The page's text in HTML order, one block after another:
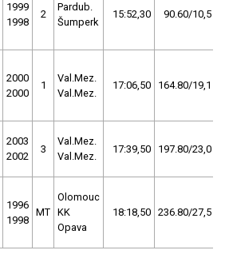
1999
1998
2
Pardub.
Šumperk
15:52,30 90.60/10,5
2000
2000
1
Val.Mez.
Val.Mez.
17:06,50 164.80/19,1
2003
2002
3
Val.Mez.
Val.Mez.
17:39,50 197.80/23,0
1996
1998
MT
Olomouc
KK
Opava
18:18,50 236.80/27,5